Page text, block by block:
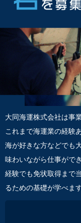
大同海運株式会社は事
これまで海運業の経験
海が好きな方などでも
味わいながら仕事がで
経験でも免状取得まで
るための基礎が学べます